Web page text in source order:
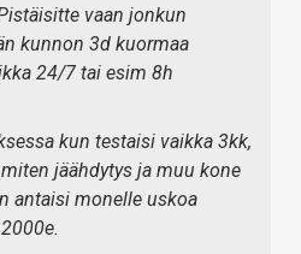
vaan jonkun
kunnon 3d kuormaa
24/7 tai esim 8h
kun testaisi vaikka 3kk,
jäähdytys ja muu kone
antaisi monelle uskoa